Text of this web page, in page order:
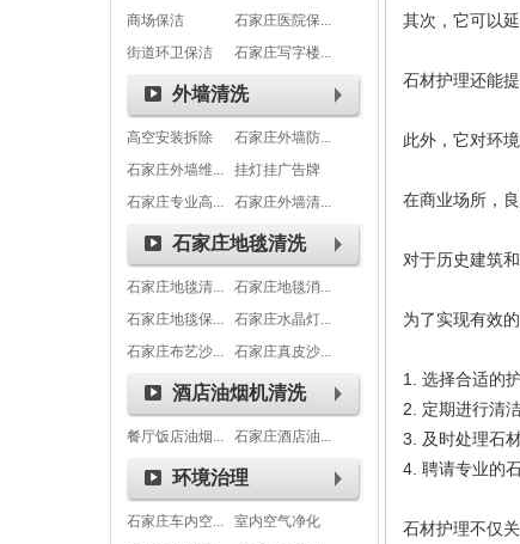
商场保洁
石家庄医院保...
街道环卫保洁
石家庄写字楼...
外墙清洗
高空安装拆除
石家庄外墙防...
石家庄外墙维...
挂灯挂广告牌
石家庄专业高...
石家庄外墙清...
石家庄地毯清洗
石家庄地毯清...
石家庄地毯消...
石家庄地毯保...
石家庄水晶灯...
石家庄布艺沙...
石家庄真皮沙...
酒店油烟机清洗
餐厅饭店油烟... 石家庄酒店油...
环境治理
石家庄车内空...
室内空气净化
其次，它可以
石材护理还能
此外，它对环
在商业场所，
对于历史建筑
为了实现有效
1. 选择合适的
2. 定期进行清
3. 及时处理石
4. 聘请专业的
石材护理不仅